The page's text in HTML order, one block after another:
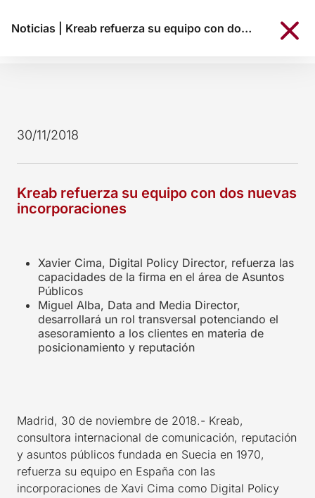
Noticias Kreab refuerza su equipo con dos nuevas incorporaciones
30/11/2018
Kreab refuerza su equipo con dos nuevas
incorporaciones
Xavier Cima, Digital Policy Director, refuerza las
capacidades de la firma en el área de Asuntos
Públicos
Miguel Alba, Data and Media Director,
desarrollará un rol transversal potenciando el
asesoramiento a los clientes en materia de
posicionamiento y reputación
Madrid, 30 de noviembre de 2018.- Kreab,
consultora internacional de comunicación, reputación
y asuntos públicos fundada en Suecia en 1970,
refuerza su equipo en España con las
incorporaciones de Xavi Cima como Digital Policy